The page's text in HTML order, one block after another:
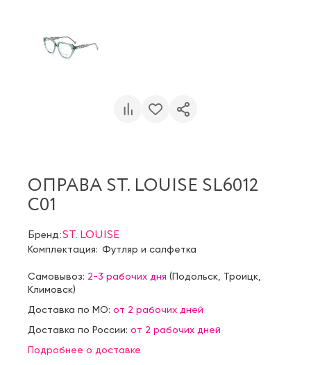
ОПРАВА ST. LOUISE SL6012
C01
Бренд:ST. LOUISE
Комплектация: Футляр и салфетка
Самовывоз: 2-3 рабочих дня (Подольск Троицк
Климовск)
Доставка по МО: от 2 рабочих дней
Доставка по России: от 2 рабочих дней
Подробнее о доставке